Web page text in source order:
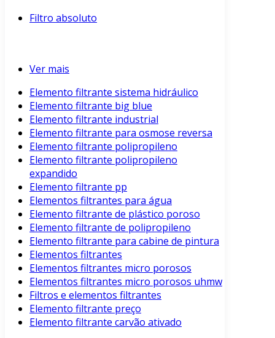
Filtro absoluto
Ver mais
Elemento filtrante sistema hidráulico
Elemento filtrante big blue
Elemento filtrante industrial
Elemento filtrante para osmose reversa
Elemento filtrante polipropileno
Elemento filtrante polipropileno
expandido
Elemento filtrante pp
Elementos filtrantes para água
Elemento filtrante de plástico poroso
Elemento filtrante de polipropileno
Elemento filtrante para cabine de pintura
Elementos filtrantes
Elementos filtrantes micro porosos
Elementos filtrantes micro porosos uhmw
Filtros e elementos filtrantes
Elemento filtrante preço
Elemento filtrante carvão ativado